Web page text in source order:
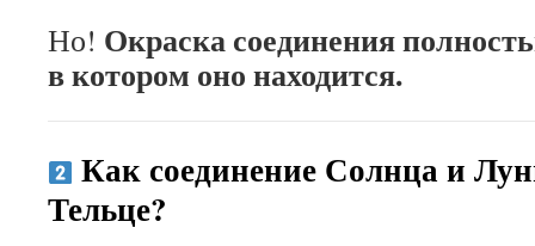
Но! Окраска соединения
в котором оно находится.
Как соединение Солнца и
Тельце?